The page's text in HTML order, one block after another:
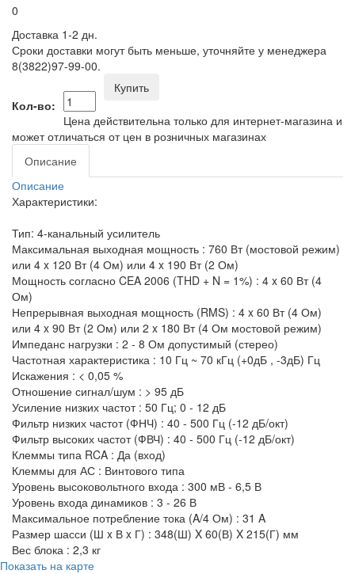
0
Доставка 1-2 дн.
Сроки доставки могут быть меньше, уточняйте у менеджера
8(3822)97-99-00.
Кол-во:
Купить
Цена действительна только для интернет-магазина и
может отличаться от цен в розничных магазинах
Описание
Описание
Характеристики:
Тип: 4-канальный усилитель
Максимальная выходная мощность : 760 Вт (мостовой режим)
или 4 x 120 Вт (4 Ом) или 4 x 190 Вт (2 Ом)
Мощность согласно CEA 2006 (THD + N = 1%) : 4 x 60 Вт (4
Ом)
Непрерывная выходная мощность (RMS) : 4 x 60 Вт (4 Ом)
или 4 x 90 Вт (2 Ом) или 2 x 180 Вт (4 Ом мостовой режим)
Импеданс нагрузки : 2 - 8 Ом допустимый (стерео)
Частотная характеристика : 10 Гц ~ 70 кГц (+0дБ , -3дБ) Гц
Искажения : < 0,05 %
Отношение сигнал/шум : > 95 дБ
Усиление низких частот : 50 Гц; 0 - 12 дБ
Фильтр низких частот (ФНЧ) : 40 - 500 Гц (-12 дБ/окт)
Фильтр высоких частот (ФВЧ) : 40 - 500 Гц (-12 дБ/окт)
Клеммы типа RCA : Да (вход)
Клеммы для АС : Винтового типа
Уровень высоковольтного входа : 300 мВ - 6,5 В
Уровень входа динамиков : 3 - 26 В
Максимальное потребление тока (A/4 Ом) : 31 A
Размер шасси (Ш x В x Г) : 348(Ш) X 60(В) X 215(Г) мм
Вес блока : 2,3 кг
Показать на карте